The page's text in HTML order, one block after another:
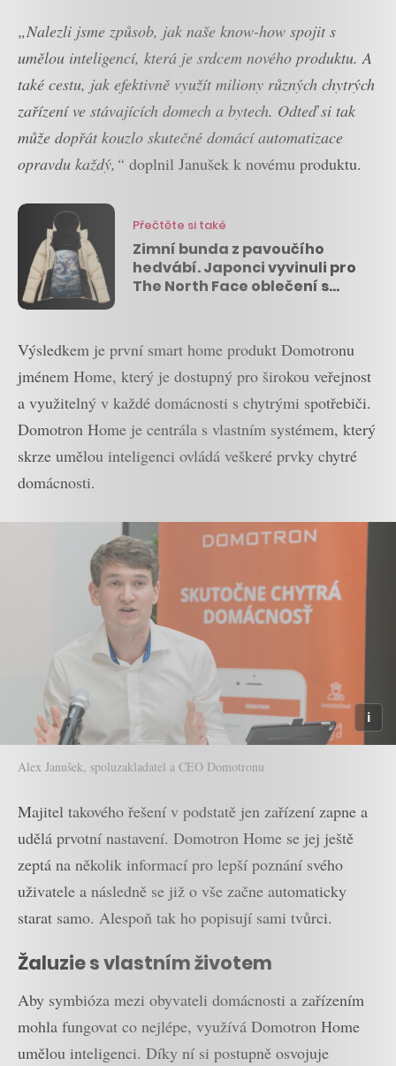
„Nalezli jsme způsob, jak naše know-how spojit s
umělou inteligencí, která je srdcem nového produktu. A
také cestu, jak efektivně využít miliony různých chytrých
zařízení ve stávajících domech a bytech. Odteď si tak
může dopřát kouzlo skutečné domácí automatizace
opravdu každý,“ doplnil Janušek k novému produktu.
Přečtěte si také
Zimní bunda z pavoučího
hedvábí. Japonci vyvinuli pro
The North Face oblečení s
Výsledkem je první smart home produkt Domotronu
jménem Home, který je dostupný pro širokou veřejnost
a využitelný v každé domácnosti s chytrými spotřebiči.
Domotron Home je centrála s vlastním systémem, který
skrze umělou inteligenci ovládá veškeré prvky chytré
domácnosti.
Alex Janušek, spoluzakladatel a CEO Domotronu
Majitel takového řešení v podstatě jen zařízení zapne a
udělá prvotní nastavení. Domotron Home se jej ještě
zeptá na několik informací pro lepší poznání svého
uživatele a následně se již o vše začne automaticky
starat samo. Alespoň tak ho popisují sami tvůrci.
Žaluzie s vlastním životem
Aby symbióza mezi obyvateli domácnosti a zařízením
mohla fungovat co nejlépe, využívá Domotron Home
umělou inteligenci. Díky ní si postupně osvojuje